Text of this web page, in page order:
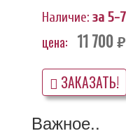
Наличие: за 5-
цена: 11 700 руб.
ЗАКАЗАТЬ!
Важное..